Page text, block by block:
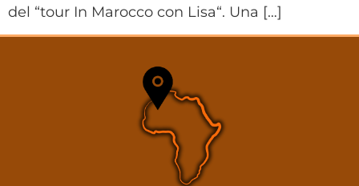
del “tour In Marocco con Lisa“. Una […]